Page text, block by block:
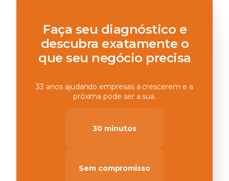
Faça seu diagnóstico e
descubra exatamente o
que seu negócio precisa
33 anos ajudando empresas a crescerem e a
próxima pode ser a sua.
30 minutos
Sem compromisso